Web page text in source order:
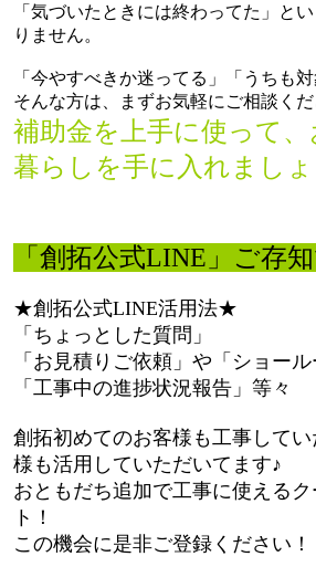
「気づいたときには終わってた」と
りません。
「今やすべきか迷ってる」「うちも対
そんな方は、まずお気軽にご相談くだ
補助金を上手に使って
暮らしを手に入れまし
「創拓公式LINE」ご存
★創拓公式LINE活用法★
「ちょっとした質問」
「お見積りご依頼」や「ショール
「工事中の進捗状況報告」等々
創拓初めてのお客様も工事して
様も活用していただいてます♪
おともだち追加で工事に使える
ト！
この機会に是非ご登録ください！